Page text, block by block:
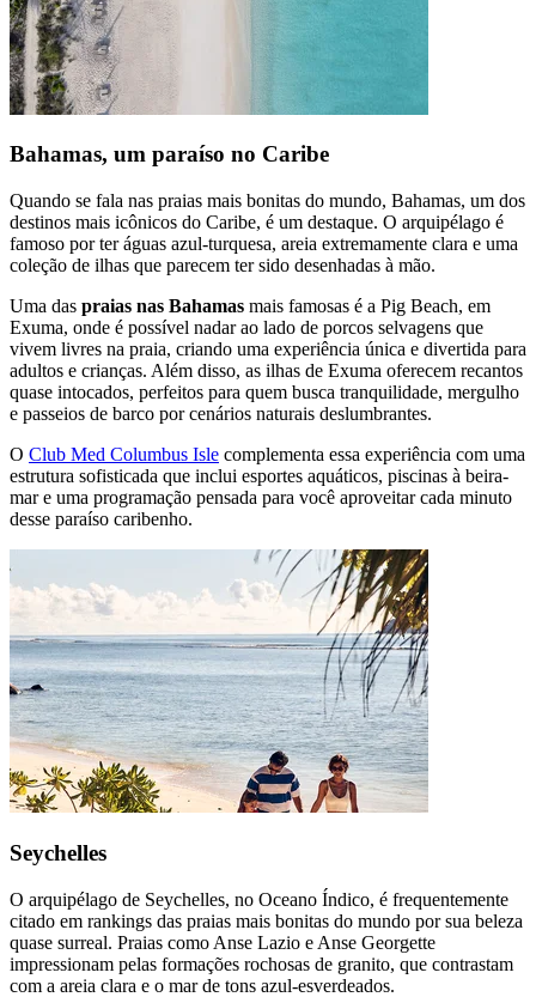
Bahamas, um paraíso no Caribe
Quando se fala nas praias mais bonitas do mundo, Bahamas, um dos
destinos mais icônicos do Caribe, é um destaque. O arquipélago é
famoso por ter águas azul-turquesa, areia extremamente clara e uma
coleção de ilhas que parecem ter sido desenhadas à mão.
Uma das praias nas Bahamas mais famosas é a Pig Beach, em
Exuma, onde é possível nadar ao lado de porcos selvagens que
vivem livres na praia, criando uma experiência única e divertida para
adultos e crianças. Além disso, as ilhas de Exuma oferecem recantos
quase intocados, perfeitos para quem busca tranquilidade, mergulho
e passeios de barco por cenários naturais deslumbrantes.
O Club Med Columbus Isle complementa essa experiência com uma
estrutura sofisticada que inclui esportes aquáticos, piscinas à beira-
mar e uma programação pensada para você aproveitar cada minuto
desse paraíso caribenho.
Seychelles
O arquipélago de Seychelles, no Oceano Índico, é frequentemente
citado em rankings das praias mais bonitas do mundo por sua beleza
quase surreal. Praias como Anse Lazio e Anse Georgette
impressionam pelas formações rochosas de granito, que contrastam
com a areia clara e o mar de tons azul-esverdeados.